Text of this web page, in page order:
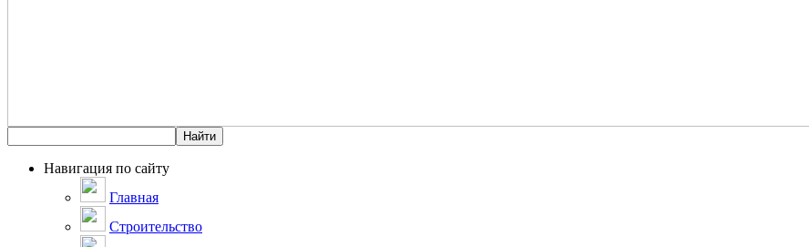
Навигация по сайту
Главная
Строительство